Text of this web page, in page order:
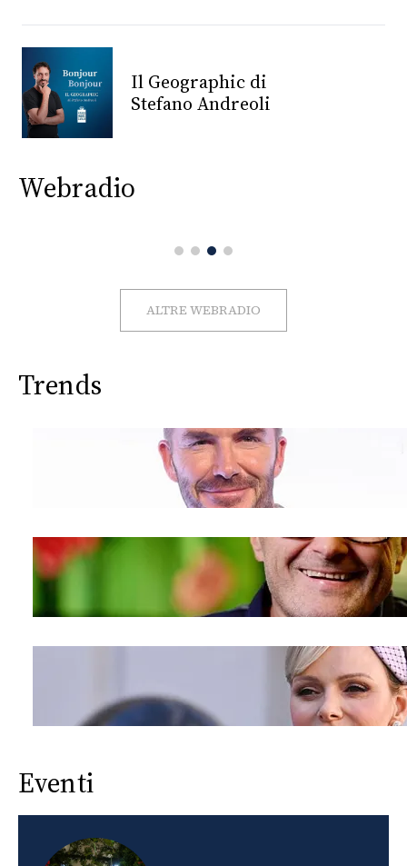
CONSIGLIA
Il Geographic di
Stefano Andreoli
Webradio
ALTRE WEBRADIO
Trends
Eventi